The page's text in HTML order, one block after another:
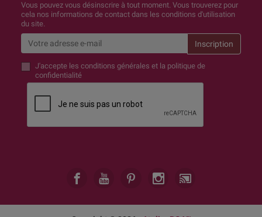
Vous pouvez vous désinscrire à tout moment. Vous trouverez pour
cela nos informations de contact dans les conditions d'utilisation
du site.
J'accepte les conditions générales et la politique de
confidentialité